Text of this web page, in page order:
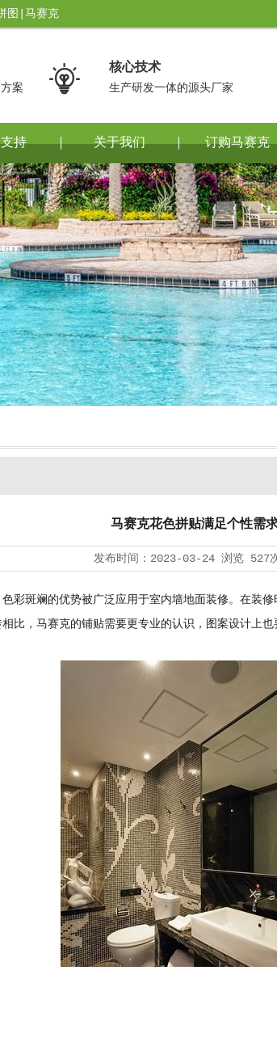
图|马赛克
案  核心技术
生产研发一体的源头厂家
持 关于我们 订购马赛克
马赛克花色拼贴满足个性需
发布时间： 2023-03-24 浏览 527
彩斑斓的优势被广泛应用于室内墙地面装修。在装
比，马赛克的铺贴需要更专业的认识，图案设计上也